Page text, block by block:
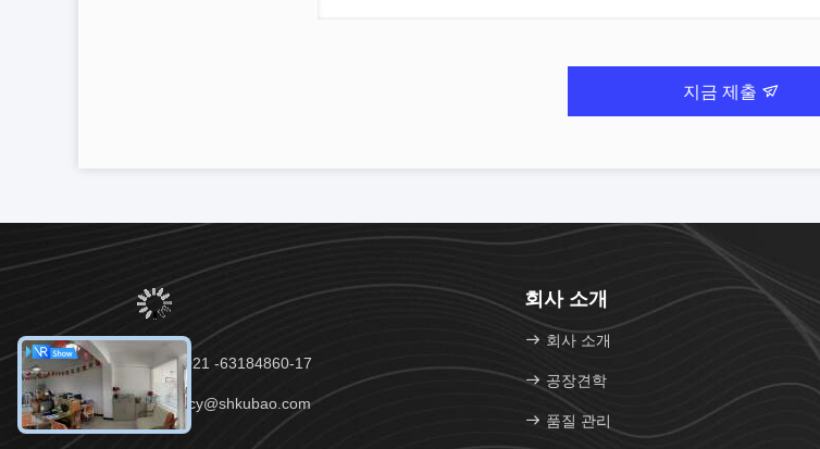
지금 제출
전화：86-021 -63184860-17
이메일：lucy@shkubao.com
회사 소개
회사 소개
공장견학
품질 관리